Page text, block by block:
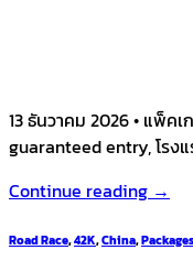
13 ธันวาคม 2026 • แพ็ค
guaranteed entry, โรง
Continue reading →
Road Race,42K,China,Packages